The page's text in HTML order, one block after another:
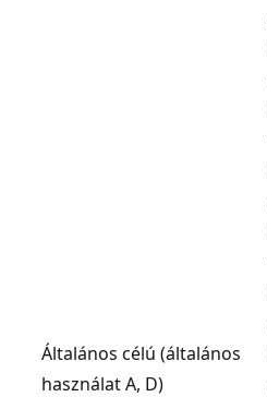
Általános célú (általános
használat A, D)